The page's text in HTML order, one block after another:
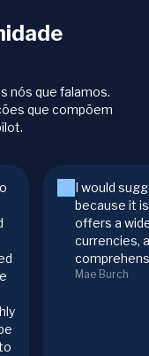
nós que falamos.
que compõem
I would
because it
offers a
currencies,
Mae Burch